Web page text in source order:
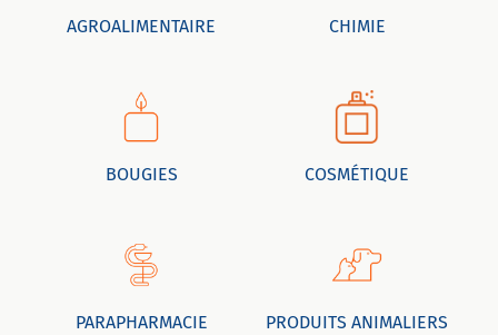
AGROALIMENTAIRE CHIMIE
BOUGIES COSMÉTIQUE
PARAPHARMACIE PRODUITS ANIMALIERS